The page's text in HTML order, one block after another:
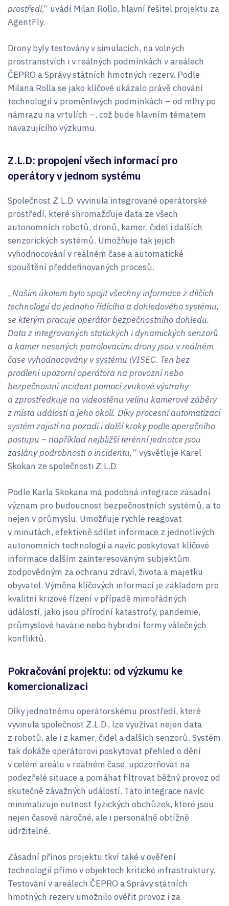
prostředí,“ uvádí Milan Rollo, hlavní řešitel projektu za
AgentFly.
Drony byly testovány v simulacích, na volných
prostranstvích i v reálných podmínkách v areálech
ČEPRO a Správy státních hmotných rezerv. Podle
Milana Rolla se jako klíčové ukázalo právě chování
technologií v proměnlivých podmínkách – od mlhy po
námrazu na vrtulích –, což bude hlavním tématem
navazujícího výzkumu.
Z.L.D: propojení všech informací pro
operátory v jednom systému
Společnost Z.L.D. vyvinula integrované operátorské
prostředí, které shromažďuje data ze všech
autonomních robotů, dronů, kamer, čidel i dalších
senzorických systémů. Umožňuje tak jejich
vyhodnocování v reálném čase a automatické
spouštění předdefinovaných procesů.
„Naším úkolem bylo spojit všechny informace z dílčích
technologií do jednoho řídícího a dohledového systému,
se kterým pracuje operátor bezpečnostního dohledu.
Data z integrovaných statických i dynamických senzorů
a kamer nesených patrolovacími drony jsou v reálném
čase vyhodnocovány v systému iVISEC. Ten bez
prodlení upozorní operátora na provozní nebo
bezpečnostní incident pomocí zvukové výstrahy
a zprostředkuje na videostěnu velínu kamerové záběry
z místa události a jeho okolí. Díky procesní automatizaci
systém zajistí na pozadí i další kroky podle operačního
postupu – například nejbližší terénní jednotce jsou
zaslány podrobnosti o incidentu,“ vysvětluje Karel
Skokan ze společnosti Z.L.D.
Podle Karla Skokana má podobná integrace zásadní
význam pro budoucnost bezpečnostních systémů, a to
nejen v průmyslu. Umožňuje rychle reagovat
v minutách, efektivně sdílet informace z jednotlivých
autonomních technologií a navíc poskytovat klíčové
informace dalším zainteresovaným subjektům
zodpovědným za ochranu zdraví, života a majetku
obyvatel. Výměna klíčových informací je základem pro
kvalitní krizové řízení v případě mimořádných
událostí, jako jsou přírodní katastrofy, pandemie,
průmyslové havárie nebo hybridní formy válečných
konfliktů.
Pokračování projektu: od výzkumu ke
komercionalizaci
Díky jednotnému operátorskému prostředí, které
vyvinula společnost Z.L.D., lze využívat nejen data
z robotů, ale i z kamer, čidel a dalších senzorů. Systém
tak dokáže operátorovi poskytovat přehled o dění
v celém areálu v reálném čase, upozorňovat na
podezřelé situace a pomáhat filtrovat běžný provoz od
skutečně závažných událostí. Tato integrace navíc
minimalizuje nutnost fyzických obchůzek, které jsou
nejen časově náročné, ale i personálně obtížně
udržitelné.
Zásadní přínos projektu tkví také v ověření
technologií přímo v objektech kritické infrastruktury.
Testování v areálech ČEPRO a Správy státních
hmotných rezerv umožnilo ověřit provoz i za